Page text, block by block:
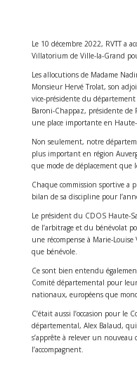
Le 10 décembre 2022, RVTT a
Villatorium de Ville-la-Grand
Les allocutions de Madame
Monsieur Hervé Trolat, son
vice-présidente du
Baroni-Chappaz, présidente
une place importante en Haute-
Non seulement, notre
plus important en région
que mode de déplacement que
Chaque commission sportive a
bilan de sa discipline pour
Le président du CDOS Haute-
de l’arbitrage et du bénévolat
une récompense à Marie-
que bénévole.
Ce sont bien entendu
Comité départemental pour
nationaux, européens que
C’était aussi l’occasion pour le
départemental, Alex Balaud,
s’apprête à relever un nouveau
l’accompagnent.